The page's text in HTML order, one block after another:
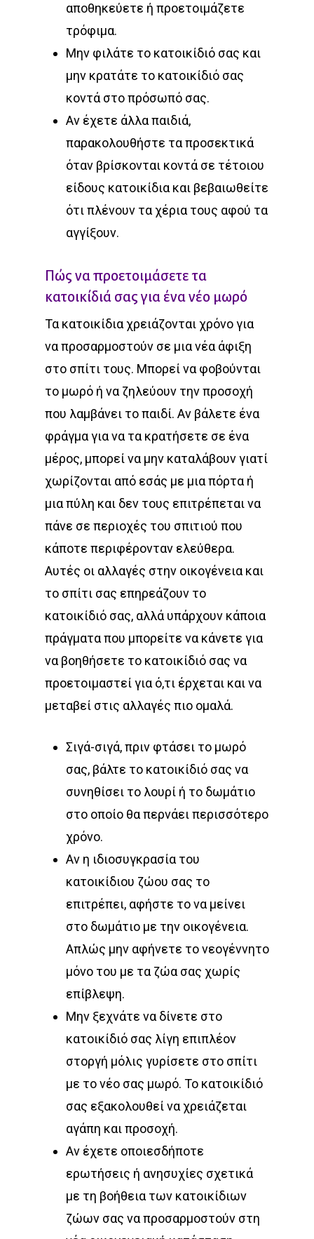
αποθηκεύετε ή προετοιμάζετε
τρόφιμα.
Μην φιλάτε το κατοικίδιό σας και
μην κρατάτε το κατοικίδιό σας
κοντά στο πρόσωπό σας.
Αν έχετε άλλα παιδιά,
παρακολουθήστε τα προσεκτικά
όταν βρίσκονται κοντά σε τέτοιου
είδους κατοικίδια και βεβαιωθείτε
ότι πλένουν τα χέρια τους αφού τα
αγγίξουν.
Πώς να προετοιμάσετε τα
κατοικίδιά σας για ένα νέο μωρό
Τα κατοικίδια χρειάζονται χρόνο για
να προσαρμοστούν σε μια νέα άφιξη
στο σπίτι τους. Μπορεί να φοβούνται
το μωρό ή να ζηλεύουν την προσοχή
που λαμβάνει το παιδί. Αν βάλετε ένα
φράγμα για να τα κρατήσετε σε ένα
μέρος, μπορεί να μην καταλάβουν γιατί
χωρίζονται από εσάς με μια πόρτα ή
μια πύλη και δεν τους επιτρέπεται να
πάνε σε περιοχές του σπιτιού που
κάποτε περιφέρονταν ελεύθερα.
Αυτές οι αλλαγές στην οικογένεια και
το σπίτι σας επηρεάζουν το
κατοικίδιό σας, αλλά υπάρχουν κάποια
πράγματα που μπορείτε να κάνετε για
να βοηθήσετε το κατοικίδιό σας να
προετοιμαστεί για ό,τι έρχεται και να
μεταβεί στις αλλαγές πιο ομαλά.
Σιγά-σιγά, πριν φτάσει το μωρό
σας, βάλτε το κατοικίδιό σας να
συνηθίσει το λουρί ή το δωμάτιο
στο οποίο θα περνάει περισσότερο
χρόνο.
Αν η ιδιοσυγκρασία του
κατοικίδιου ζώου σας το
επιτρέπει, αφήστε το να μείνει
στο δωμάτιο με την οικογένεια.
Απλώς μην αφήνετε το νεογέννητο
μόνο του με τα ζώα σας χωρίς
επίβλεψη.
Μην ξεχνάτε να δίνετε στο
κατοικίδιό σας λίγη επιπλέον
στοργή μόλις γυρίσετε στο σπίτι
με το νέο σας μωρό. Το κατοικίδιό
σας εξακολουθεί να χρειάζεται
αγάπη και προσοχή.
Αν έχετε οποιεσδήποτε
ερωτήσεις ή ανησυχίες σχετικά
με τη βοήθεια των κατοικίδιων
ζώων σας να προσαρμοστούν στη